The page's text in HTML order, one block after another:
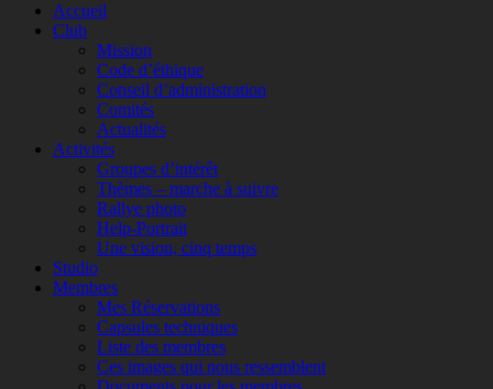
Accueil
Club
Mission
Code d’éthique
Conseil d’administration
Comités
Actualités
Activités
Groupes d’intérêt
Thèmes – marche à suivre
Rallye photo
Help-Portrait
Une vision, cinq temps
Studio
Membres
Mes Réservations
Capsules techniques
Liste des membres
Ces images qui nous ressemblent